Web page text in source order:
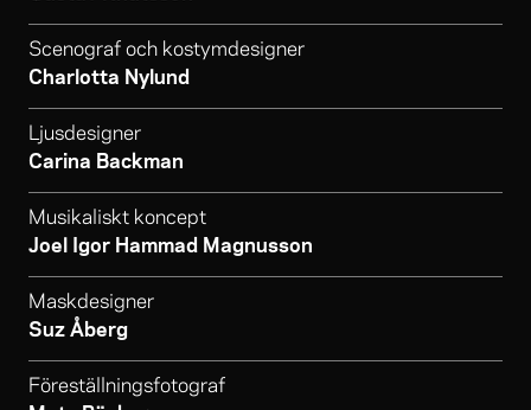
Scenograf och kostymdesigner
Charlotta Nylund
Ljusdesigner
Carina Backman
Musikaliskt koncept
Joel Igor Hammad Magnusson
Maskdesigner
Suz Åberg
Föreställningsfotograf